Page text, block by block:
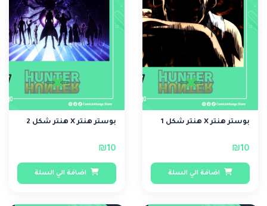
بوستر هنتر X هنتر شكل 1
₪10
اضافة الي السلة
بوستر هنتر X هنتر شكل 2
₪10
اضافة الي السلة